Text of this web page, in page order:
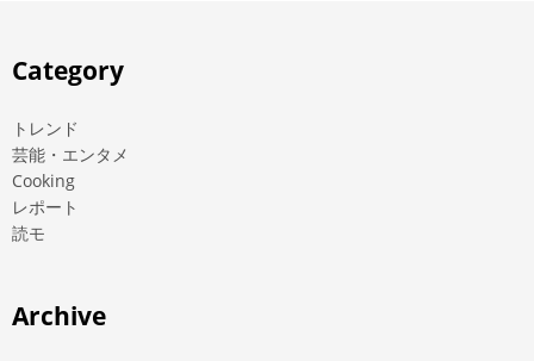
Category
トレンド
芸能・エンタメ
Cooking
レポート
読モ
Archive